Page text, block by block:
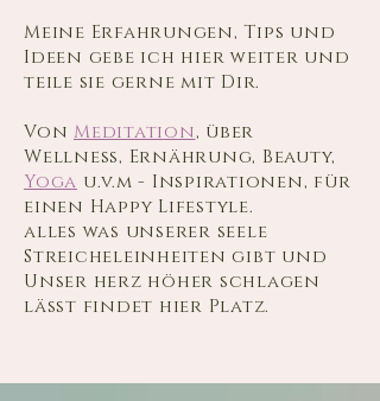
Meine Erfahrungen, Tips und
Ideen gebe ich hier weiter und
teile sie gerne mit Dir.
Von Meditation, über
Wellness, Ernährung, Beauty,
Yoga u.v.m - Inspirationen, für
einen Happy Lifestyle.
alles was unserer seele
Streicheleinheiten gibt und
Unser herz höher schlagen
lässt findet hier Platz.